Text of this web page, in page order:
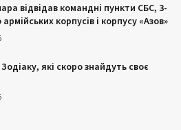
відвідав командні пункти СБС, 3-
армійських корпусів і корпусу «Азов»
які скоро знайдуть своє